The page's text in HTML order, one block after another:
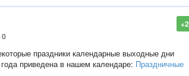
+2
0
праздники календарные выходные дни
приведена в нашем календаре: Праздничные